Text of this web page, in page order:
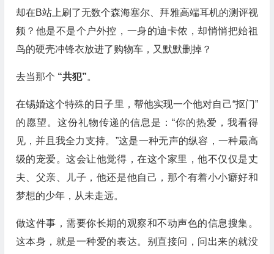
却在B站上刷了无数个森海塞尔、拜雅高端耳机的测评视
频？他是不是个户外控，一身的迪卡侬，却悄悄把始祖
鸟的硬壳冲锋衣放进了购物车，又默默删掉？
去当那个 “共犯”。
在锡婚这个特殊的日子里，帮他实现一个他对自己“抠门”
的愿望。这份礼物传递的信息是：“你的热爱，我看得
见，并且我全力支持。”这是一种无声的纵容，一种最高
级的宠爱。这会让他觉得，在这个家里，他不仅仅是丈
夫、父亲、儿子，他还是他自己，那个有着小小癖好和
梦想的少年，从未走远。
做这件事，需要你长期的观察和不动声色的信息搜集。
这本身，就是一种爱的表达。别直接问，问出来的就没